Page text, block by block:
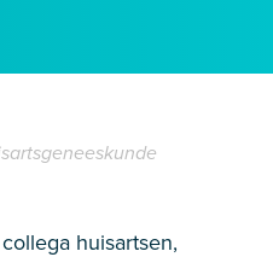
huisartsen,